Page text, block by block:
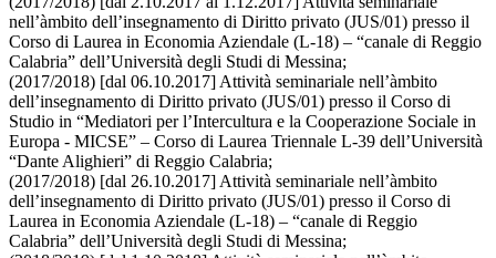
nell’àmbito dell’insegnamento di Diritto privato (JUS/01) presso il
Corso di Laurea in Economia Aziendale (L-18) – “canale di Reggio
Calabria” dell’Università degli Studi di Messina;
(2017/2018) [dal 06.10.2017] Attività seminariale nell’àmbito
dell’insegnamento di Diritto privato (JUS/01) presso il Corso di
Studio in “Mediatori per l’Intercultura e la Cooperazione Sociale in
Europa - MICSE” – Corso di Laurea Triennale L-39 dell’Università
“Dante Alighieri” di Reggio Calabria;
(2017/2018) [dal 26.10.2017] Attività seminariale nell’àmbito
dell’insegnamento di Diritto privato (JUS/01) presso il Corso di
Laurea in Economia Aziendale (L-18) – “canale di Reggio
Calabria” dell’Università degli Studi di Messina;